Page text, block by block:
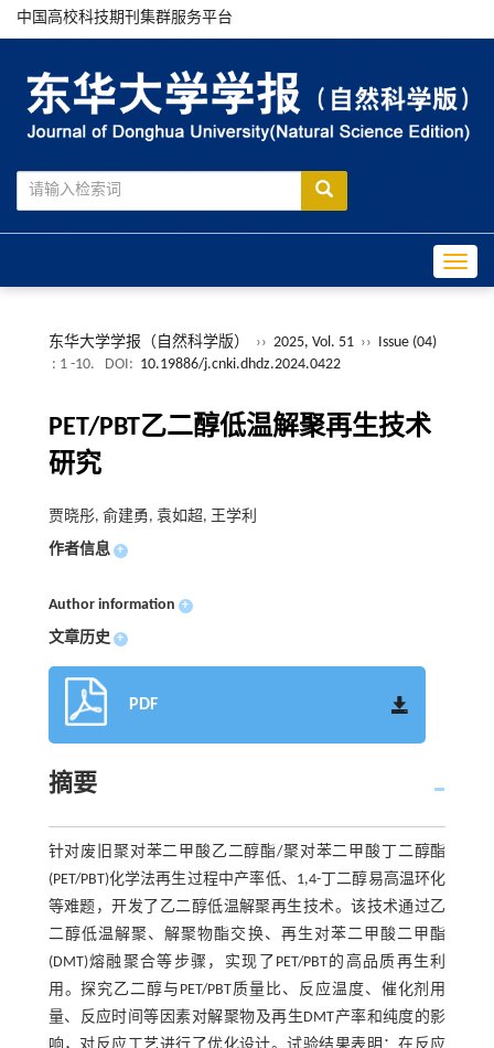
中国高校科技期刊集群服务平台
东华大学学报（自然科学版） ›› 2025, Vol. 51 ›› Issue (04)
: 1 -10.
DOI: 10.19886/j.cnki.dhdz.2024.0422
PET/PBT乙二醇低温解聚再生技术
研究
贾晓彤, 俞建勇, 袁如超, 王学利
作者信息 +
Author information +
文章历史 +
PDF
摘要
针对废旧聚对苯二甲酸乙二醇酯/聚对苯二甲酸丁二醇酯
(PET/PBT)化学法再生过程中产率低、1,4-丁二醇易高温环化
等难题，开发了乙二醇低温解聚再生技术。该技术通过乙
二醇低温解聚、解聚物酯交换、再生对苯二甲酸二甲酯
(DMT)熔融聚合等步骤，实现了PET/PBT的高品质再生利
用。探究乙二醇与PET/PBT质量比、反应温度、催化剂用
量、反应时间等因素对解聚物及再生DMT产率和纯度的影